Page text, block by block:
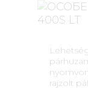
rajzolt